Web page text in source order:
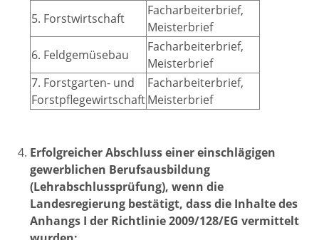
5. Forstwirtschaft
Facharbeiterbrief,
Meisterbrief
6. Feldgemüsebau
Facharbeiterbrief,
Meisterbrief
7. Forstgarten- und
Forstpflegewirtschaft
Facharbeiterbrief,
Meisterbrief
Erfolgreicher Abschluss einer einschlägigen
gewerblichen Berufsausbildung
(Lehrabschlussprüfung), wenn die
Landesregierung bestätigt, dass die Inhalte des
Anhangs I der Richtlinie 2009/128/EG vermittelt